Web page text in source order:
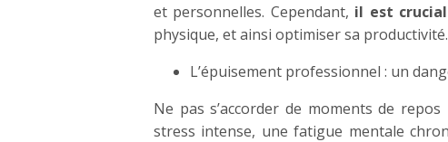
et personnelles. Cependant, il est
physique, et ainsi optimiser sa productivité.
L’épuisement professionnel : un
Ne pas s’accorder de moments de
stress intense, une fatigue mentale